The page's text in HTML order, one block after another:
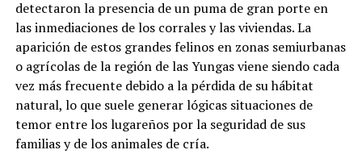
entrega viandas para llevar, el13,2% sostiene la
atención presencial en salón y el3,7% distribuye
módulos alimentarios.
Respecto a la distribución horaria de las raciones, la
mayor demanda se concentra durante el contraturno
escolar y laboral:
detectaron la presencia de un puma de gran porte en
las inmediaciones de los corrales y las viviendas. La
aparición de estos grandes felinos en zonas semiurbanas
o agrícolas de la región de las Yungas viene siendo cada
vez más frecuente debido a la pérdida de su hábitat
natural, lo que suele generar lógicas situaciones de
temor entre los lugareños por la seguridad de sus
familias y de los animales de cría.